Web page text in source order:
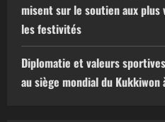
misent sur le soutien aux
les festivités
Diplomatie et valeurs
au siège mondial du Kukkiwon